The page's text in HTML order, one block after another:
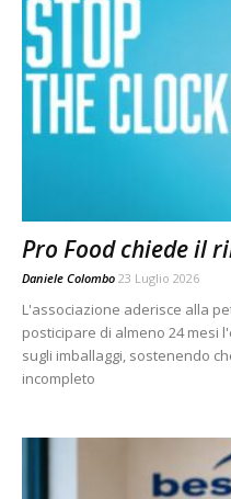
Pro Food chiede il
Daniele Colombo 23 Luglio 2026
L'associazione aderisce alla
posticipare di almeno 24 mesi
sugli imballaggi, sostenendo
incompleto